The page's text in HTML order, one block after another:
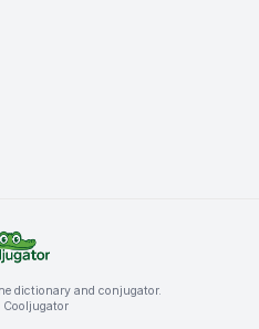
dictionary and conjugator.